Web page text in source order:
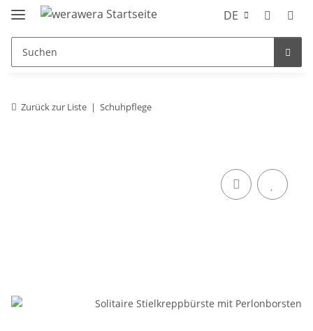
DE
Zurück zur Liste Schuhpflege